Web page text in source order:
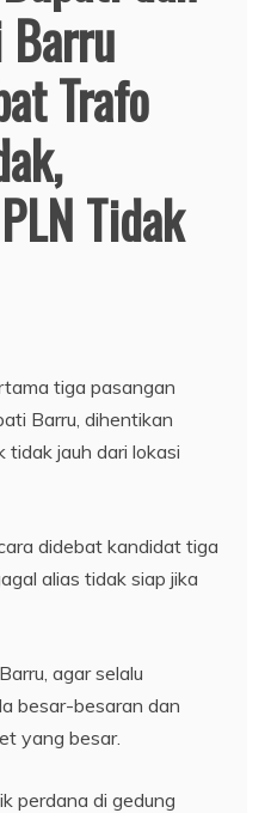
Trafo
Tidak
tiga pasangan
Barru, dihentikan
jauh dari lokasi
didebat kandidat tiga
alias tidak siap jika
agar selalu
besar-besaran dan
yang besar.
perdana di gedung